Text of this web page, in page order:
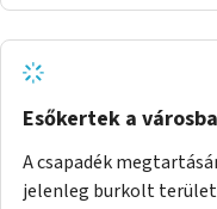
Esőkertek a
A csapadék
jelenleg burkolt